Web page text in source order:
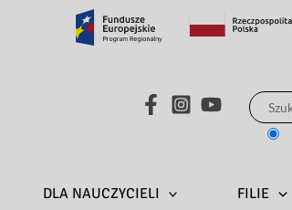
Search...
DLA NAUCZYCIELI FILIE